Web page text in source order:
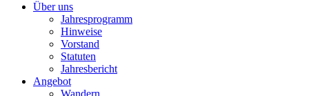
Über uns
Jahresprogramm
Hinweise
Vorstand
Statuten
Jahresbericht
Angebot
Wandern